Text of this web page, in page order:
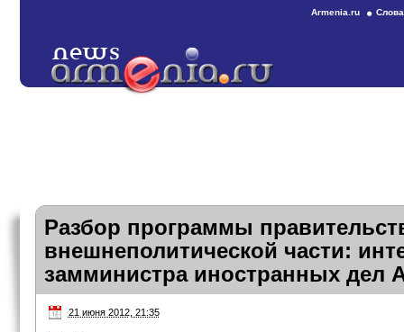
Armenia.ru
Разбор программы
внешнеполитической части:
замминистра иностранных дел
21 июня 2012, 21:35